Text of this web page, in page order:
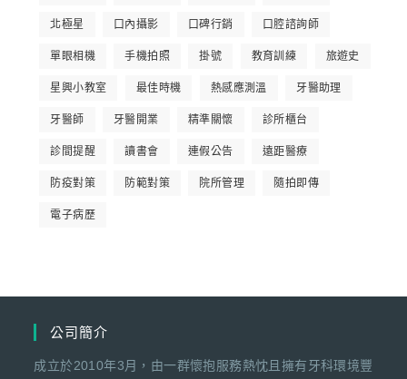
北極星 口內攝影 口碑行銷 口腔諮詢師
單眼相機 手機拍照 掛號 教育訓練 旅遊史
星興小教室 最佳時機 熱感應測溫 牙醫助理
牙醫師 牙醫開業 精準關懷 診所櫃台
診間提醒 讀書會 連假公告 遠距醫療
防疫對策 防範對策 院所管理 隨拍即傳
電子病歷
公司簡介
成立於2010年3月，由一群懷抱服務熱忱且擁有牙科環境豐